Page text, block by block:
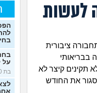
לעשות
ציבורית
בבריאותי
תקינים קיצר לא
את החודש
על
בת 30)